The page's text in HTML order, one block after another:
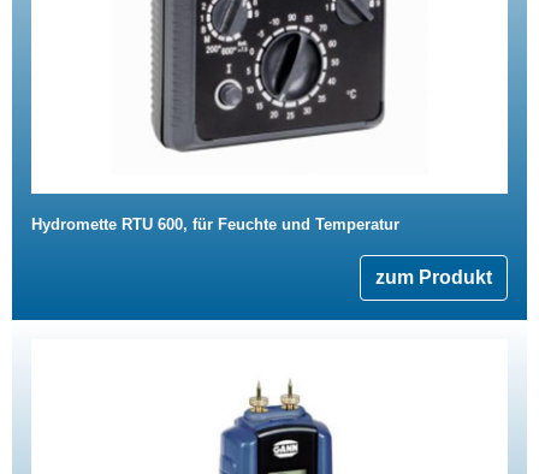
Hydromette RTU 600, für Feuchte und Temperatur
zum Produkt